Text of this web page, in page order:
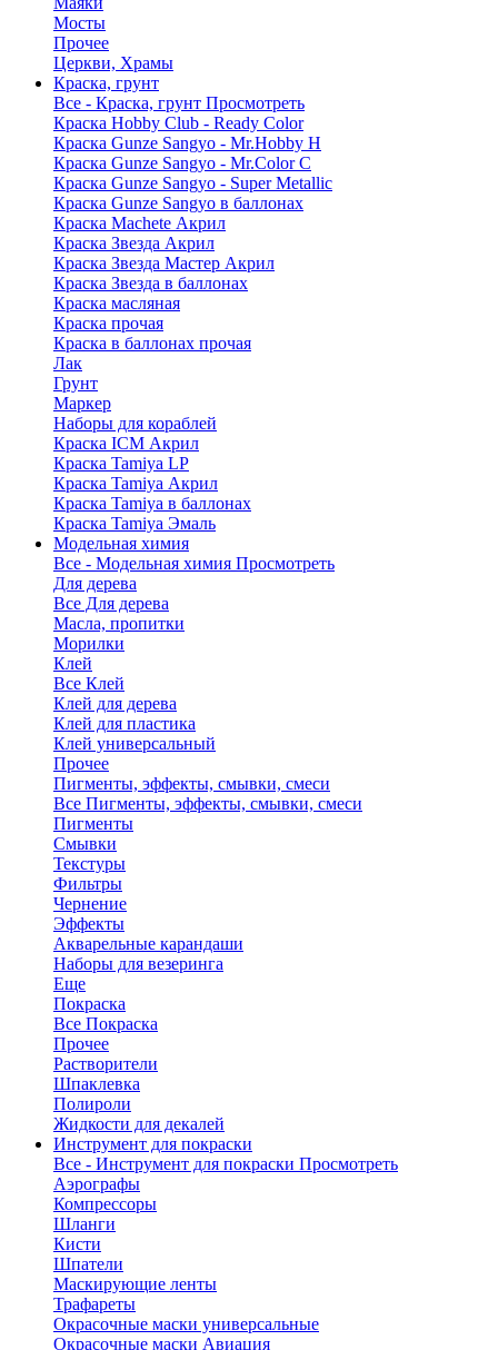
Мосты
Прочее
Церкви, Храмы
Краска, грунт
Все - Краска, грунт Просмотреть
Краска Hobby Club - Ready Color
Краска Gunze Sangyo - Mr.Hobby H
Краска Gunze Sangyo - Mr.Color C
Краска Gunze Sangyo - Super Metallic
Краска Gunze Sangyo в баллонах
Краска Machete Акрил
Краска Звезда Акрил
Краска Звезда Мастер Акрил
Краска Звезда в баллонах
Краска масляная
Краска прочая
Краска в баллонах прочая
Лак
Грунт
Маркер
Наборы для кораблей
Краска ICM Акрил
Краска Tamiya LP
Краска Tamiya Акрил
Краска Tamiya в баллонах
Краска Tamiya Эмаль
Модельная химия
Все - Модельная химия Просмотреть
Для дерева
Все Для дерева
Масла, пропитки
Морилки
Клей
Все Клей
Клей для дерева
Клей для пластика
Клей универсальный
Прочее
Пигменты, эффекты, смывки, смеси
Все Пигменты, эффекты, смывки, смеси
Пигменты
Смывки
Текстуры
Фильтры
Чернение
Эффекты
Акварельные карандаши
Наборы для везеринга
Еще
Покраска
Все Покраска
Прочее
Растворители
Шпаклевка
Полироли
Жидкости для декалей
Инструмент для покраски
Все - Инструмент для покраски Просмотреть
Аэрографы
Компрессоры
Шланги
Кисти
Шпатели
Маскирующие ленты
Трафареты
Окрасочные маски универсальные
Окрасочные маски Авиация